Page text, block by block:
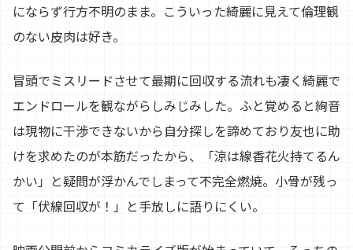
にならず行方不明のまま。こういった綺麗に見えて倫理観
のない皮肉は好き。
冒頭でミスリードさせて最期に回収する流れも凄く綺麗で
エンドロールを観ながらしみじみした。ふと覚めると絢音
は現物に干渉できないから自分探しを諦めており友也に助
けを求めたのが本筋だったから、「涼は線香花火持てるん
かい」と疑問が浮かんでしまって不完全燃焼。小骨が残っ
て「伏線回収が！」と手放しに語りにくい。